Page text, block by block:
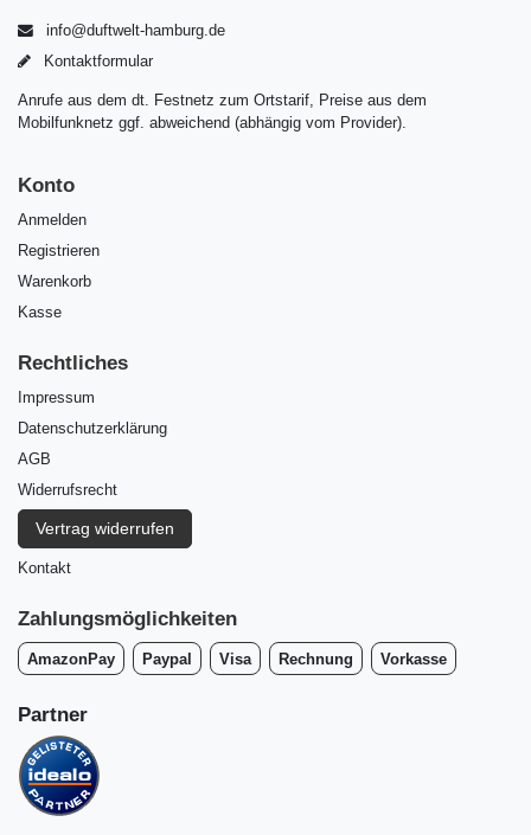
info@duftwelt-hamburg.de
Kontaktformular
Anrufe aus dem dt. Festnetz zum Ortstarif, Preise aus dem
Mobilfunknetz ggf. abweichend (abhängig vom Provider).
Konto
Anmelden
Registrieren
Warenkorb
Kasse
Rechtliches
Impressum
Daten­schutz­erklärung
AGB
Widerrufs­recht
Vertrag widerrufen
Kontakt
Zahlungsmöglichkeiten
AmazonPay Paypal Visa Rechnung Vorkasse
Partner